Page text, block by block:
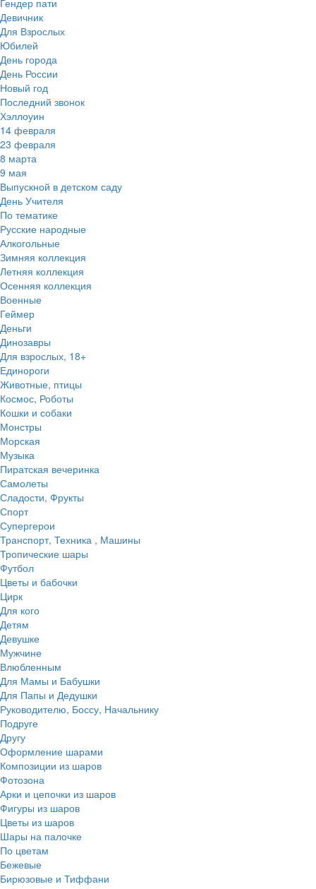
Девичник
Для Взрослых
Юбилей
День города
День России
Новый год
Последний звонок
Хэллоуин
14 февраля
23 февраля
8 марта
9 мая
Выпускной в детском саду
День Учителя
По тематике
Русские народные
Алкогольные
Зимняя коллекция
Летняя коллекция
Осенняя коллекция
Военные
Геймер
Деньги
Динозавры
Для взрослых, 18+
Единороги
Животные, птицы
Космос, Роботы
Кошки и собаки
Монстры
Морская
Музыка
Пиратская вечеринка
Самолеты
Сладости, Фрукты
Спорт
Супергерои
Транспорт, Техника , Машины
Тропические шары
Футбол
Цветы и бабочки
Цирк
Для кого
Детям
Девушке
Мужчине
Влюбленным
Для Мамы и Бабушки
Для Папы и Дедушки
Руководителю, Боссу, Начальнику
Подруге
Другу
Оформление шарами
Композиции из шаров
Фотозона
Арки и цепочки из шаров
Фигуры из шаров
Цветы из шаров
Шары на палочке
По цветам
Бежевые
Бирюзовые и Тиффани